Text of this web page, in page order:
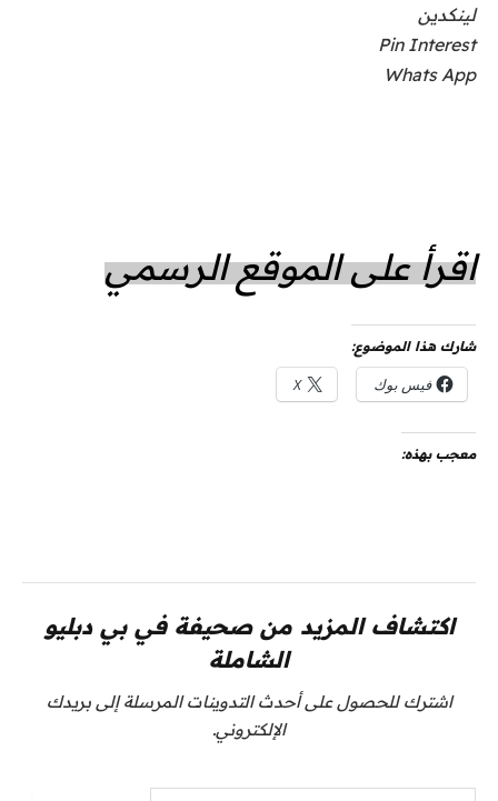
لينكدين
Pin Interest
Whats App
اقرأ على الموقع الرسمي
شارك هذا الموضوع:
فيس بوك X
معجب بهذه:
اكتشاف المزيد من صحيفة في بي دبليو
الشاملة
اشترك للحصول على أحدث التدوينات المرسلة إلى بريدك
الإلكتروني.
كتابة بريدك الإلكتروني...